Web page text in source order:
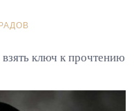
ключ к прочтению